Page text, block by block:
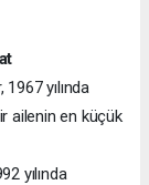
yılında
ailenin en küçük
yılında